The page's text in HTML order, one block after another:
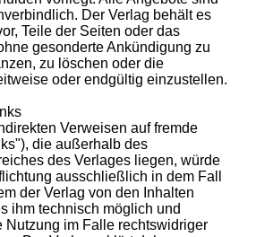
Der Verlag behält es
Teile der Seiten oder das
gesonderte Ankündigung zu
zu löschen oder die
oder endgültig einzustellen.
Verweisen auf fremde
die außerhalb des
des Verlages liegen, würde
ausschließlich in dem Fall
der Verlag von den Inhalten
ihm technisch möglich und
Nutzung im Falle rechtswidriger